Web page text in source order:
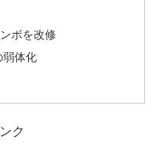
ボを改修
弱体化
ク